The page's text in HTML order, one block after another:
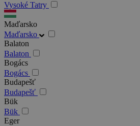
Vysoké Tatry
Maďarsko
Maďarsko
Balaton
Balaton
Bogács
Bogács
Budapešť
Budapešť
Bük
Bük
Eger